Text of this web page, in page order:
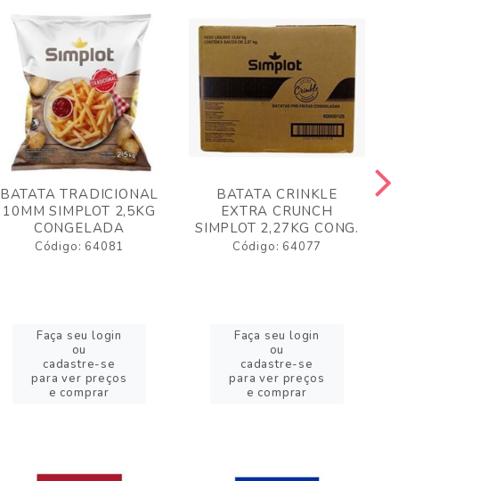
BATATA TRADICIONAL
10MM SIMPLOT 2,5KG
CONGELADA
Código: 64081
Faça seu login
ou
cadastre-se
para ver preços
e comprar
BATATA CRINKLE
EXTRA CRUNCH
SIMPLOT 2,27KG CONG.
Código: 64077
Faça seu login
ou
cadastre-se
para ver preços
e comprar